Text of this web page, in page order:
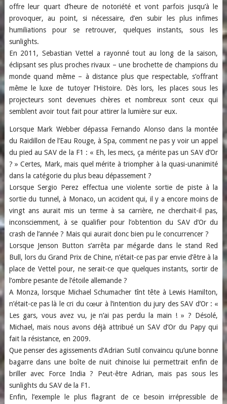
offre leur quart d’heure de notoriété et vont parfois jusqu’à le
provoquer, au point, si nécessaire, d’en subir les plus infimes
humiliations pour se retrouver, quelques instants, sous les
sunlights.
En 2011, Sebastian Vettel a rayonné tout au long de la saison,
éclipsant ses plus proches rivaux – une brochette de champions du
monde quand même – à distance plus que respectable, s’offrant
même le luxe de tutoyer l’Histoire. Dès lors, les places sous les
projecteurs sont devenues chères et nombreux sont ceux qui
semblent avoir tout fait pour attirer la lumière sur eux.
Lorsque Mark Webber dépassa Fernando Alonso dans la montée
du Raidillon de l’Eau Rouge, à Spa, comment ne pas y voir un appel
du pied au SAV de la F1 : « Eh, les mecs, ça mérite pas un SAV d’Or
? » Certes, Mark, mais quel mérite à triompher à la quasi-unanimité
dans la catégorie du plus beau dépassement ?
Lorsque Sergio Perez effectua une violente sortie de piste à la
sortie du tunnel, à Monaco, un accident qui, il y a encore moins de
vingt ans aurait mis un terme à sa carrière, ne cherchait-il pas,
inconsciemment, à se qualifier pour l’obtention du SAV d’Or du
crash de l’année ? Mais qui aurait donc bien pu le concurrencer ?
Lorsque Jenson Button s’arrêta par mégarde dans le stand Red
Bull, lors du Grand Prix de Chine, n’était-ce pas par envie d’être à la
place de Vettel pour, ne serait-ce que quelques instants, sortir de
l’ombre pesante de l’étoile allemande ?
A Monza, lorsque Michael Schumacher tînt tête à Lewis Hamilton,
n’était-ce pas là le cri du cœur à l’intention du jury des SAV d’Or : «
Les gars, vous avez vu, je n’ai pas perdu la main ! » ? Désolé,
Michael, mais nous avons déjà attribué un SAV d’Or du Papy qui
fait la résistance, en 2009.
Que penser des agissements d’Adrian Sutil convaincu qu’une bonne
bagarre dans une boîte de nuit chinoise lui permettrait enfin de
briller avec Force India ? Peut-être Adrian, mais pas sous les
sunlights du SAV de la F1.
Enfin, l’exemple le plus flagrant de ce besoin irrépressible de